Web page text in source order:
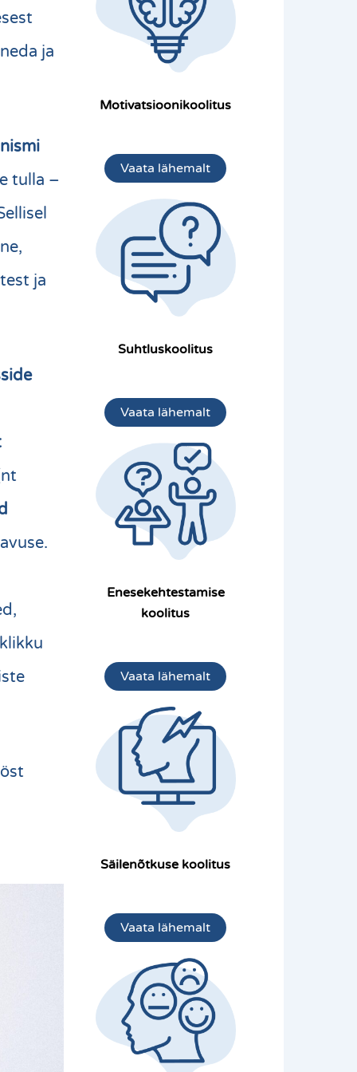
ja
tulla –
,
ja
.
Motivatsioonikoolitus
Vaata lähemalt
Suhtluskoolitus
Vaata lähemalt
Enesekehtestamise
koolitus
Vaata lähemalt
Säilenõtkuse koolitus
Vaata lähemalt